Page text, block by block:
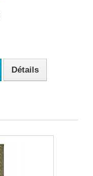
Détails